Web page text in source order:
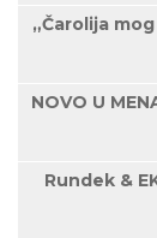
„Čarolija
NOVO U
Rundek &